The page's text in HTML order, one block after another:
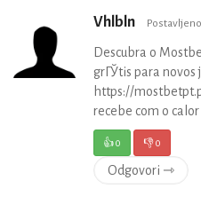
Vhlbln
Descubra o
grГЎtis para novos
https://
recebe com o
👍0 👎0
Odgovori ⇾